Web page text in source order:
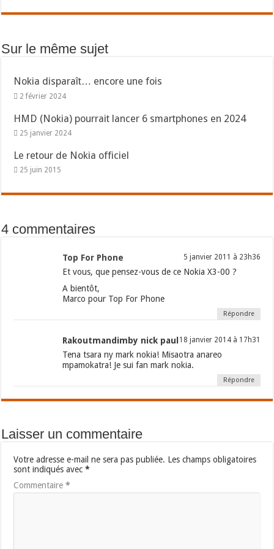
Sur le même sujet
Nokia disparaît… encore une fois
2 février 2024
HMD (Nokia) pourrait lancer 6 smartphones en 2024
25 janvier 2024
Le retour de Nokia officiel
25 juin 2015
4 commentaires
Top For Phone 5 janvier 2011 à 23h36
Et vous, que pensez-vous de ce Nokia X3-00 ?
A bientôt,
Marco pour Top For Phone
Répondre
Rakoutmandimby nick paul 18 janvier 2014 à 17h31
Tena tsara ny mark nokia! Misaotra anareo
mpamokatra! Je sui fan mark nokia.
Répondre
Laisser un commentaire
Votre adresse e-mail ne sera pas publiée. Les champs obligatoires
sont indiqués avec*
Commentaire*